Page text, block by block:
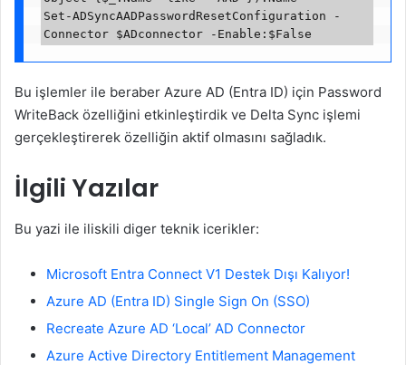
Set-ADSyncAADPasswordResetConfiguration -
Bu işlemler ile beraber Azure AD (Entra ID) için Password
WriteBack özelliğini etkinleştirdik ve Delta Sync işlemi
gerçekleştirerek özelliğin aktif olmasını sağladık.
İlgili Yazılar
Bu yazi ile iliskili diger teknik icerikler:
Microsoft Entra Connect V1 Destek Dışı Kalıyor!
Azure AD (Entra ID) Single Sign On (SSO)
Recreate Azure AD ‘Local’ AD Connector
Azure Active Directory Entitlement Management